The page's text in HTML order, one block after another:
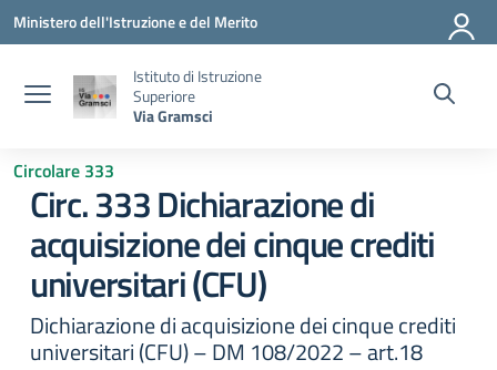
Vai ai contenuti
Vai al menu di navigazione
Vai al footer
Ministero dell'Istruzione e del Merito
Istituto di Istruzione
Superiore
Via Gramsci
Circolare 333
Circ. 333 Dichiarazione di
acquisizione dei cinque crediti
universitari (CFU)
Dichiarazione di acquisizione dei cinque crediti
universitari (CFU) – DM 108/2022 – art.18